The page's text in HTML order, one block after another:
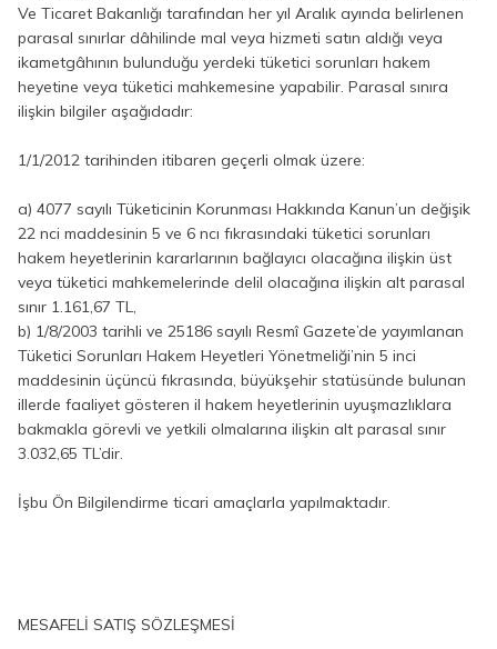
Ve Ticaret Bakanlığı tarafından her yıl Aralık ayında belirlenen
parasal sınırlar dâhilinde mal veya hizmeti satın aldığı veya
ikametgâhının bulunduğu yerdeki tüketici sorunları hakem
heyetine veya tüketici mahkemesine yapabilir. Parasal sınıra
ilişkin bilgiler aşağıdadır:
1/1/2012 tarihinden itibaren geçerli olmak üzere:
a) 4077 sayılı Tüketicinin Korunması Hakkında Kanun’un değişik
22 nci maddesinin 5 ve 6 ncı fıkrasındaki tüketici sorunları
hakem heyetlerinin kararlarının bağlayıcı olacağına ilişkin üst
veya tüketici mahkemelerinde delil olacağına ilişkin alt parasal
sınır 1.161,67 TL,
b) 1/8/2003 tarihli ve 25186 sayılı Resmî Gazete’de yayımlanan
Tüketici Sorunları Hakem Heyetleri Yönetmeliği’nin 5 inci
maddesinin üçüncü fıkrasında, büyükşehir statüsünde bulunan
illerde faaliyet gösteren il hakem heyetlerinin uyuşmazlıklara
bakmakla görevli ve yetkili olmalarına ilişkin alt parasal sınır
3.032,65 TL’dir.
İşbu Ön Bilgilendirme ticari amaçlarla yapılmaktadır.
MESAFELİ SATIŞ SÖZLEŞMESİ